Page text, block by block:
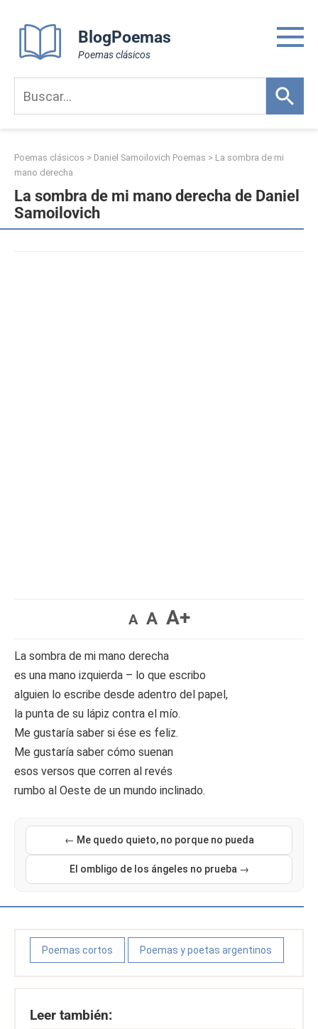
content
BlogPoemas
Poemas clásicos
Poemas clásicos > Daniel Samoilovich Poemas > La sombra de mi
mano derecha
La sombra de mi mano derecha de Daniel
Samoilovich
A A A+
La sombra de mi mano derecha
es una mano izquierda – lo que escribo
alguien lo escribe desde adentro del papel,
la punta de su lápiz contra el mío.
Me gustaría saber si ése es feliz.
Me gustaría saber cómo suenan
esos versos que corren al revés
rumbo al Oeste de un mundo inclinado.
← Me quedo quieto, no porque no pueda
El ombligo de los ángeles no prueba →
Poemas cortos Poemas y poetas argentinos
Leer también: